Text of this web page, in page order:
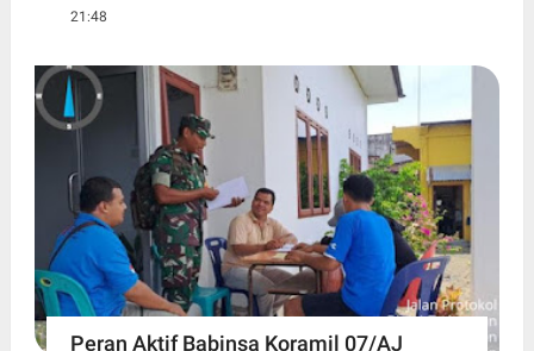
21:48
Peran Aktif Babinsa Koramil 07/AJ